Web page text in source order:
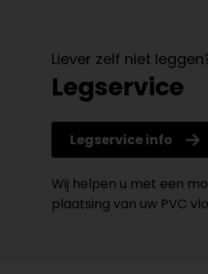
Liever zelf niet
Legservice
Legservice info
Wij helpen u met een
plaatsing van uw PVC